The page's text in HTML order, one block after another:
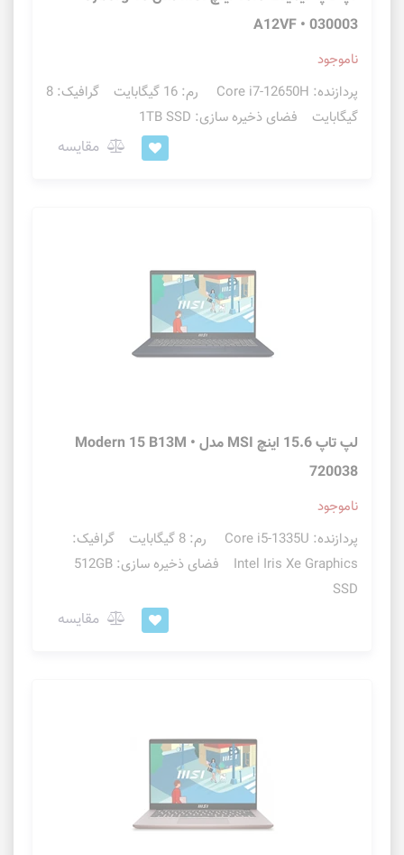
A12VF • 030003
ناموجود
پردازنده: Core i7-12650H رم: 16 گیگابایت گرافیک: 8
گیگابایت فضای ذخیره سازی: 1TB SSD
مقایسه
لپ تاپ 15.6 اینچ MSI مدل Modern 15 B13M •
720038
ناموجود
پردازنده: Core i5-1335U رم: 8 گیگابایت گرافیک:
Intel Iris Xe Graphics فضای ذخیره سازی: 512GB
SSD
مقایسه